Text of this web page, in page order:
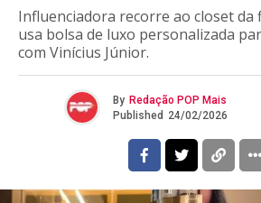
Influenciadora recorre ao closet da
usa bolsa de luxo personalizada
com Vinícius Júnior.
By Redação POP Mais
Published 24/02/2026